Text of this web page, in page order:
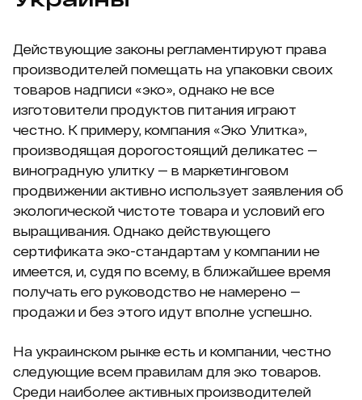
Действующие законы регламентируют права
производителей помещать на упаковки своих
товаров надписи «эко», однако не все
изготовители продуктов питания играют
честно. К примеру, компания «Эко Улитка»,
производящая дорогостоящий деликатес —
виноградную улитку — в маркетинговом
продвижении активно использует заявления об
экологической чистоте товара и условий его
выращивания. Однако действующего
сертификата эко-стандартам у компании не
имеется, и, судя по всему, в ближайшее время
получать его руководство не намерено —
продажи и без этого идут вполне успешно.
На украинском рынке есть и компании, честно
следующие всем правилам для эко товаров.
Среди наиболее активных производителей